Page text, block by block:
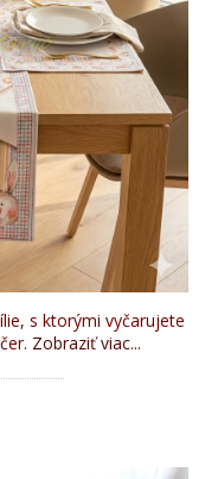
s ktorými vyčarujete
Zobraziť viac...